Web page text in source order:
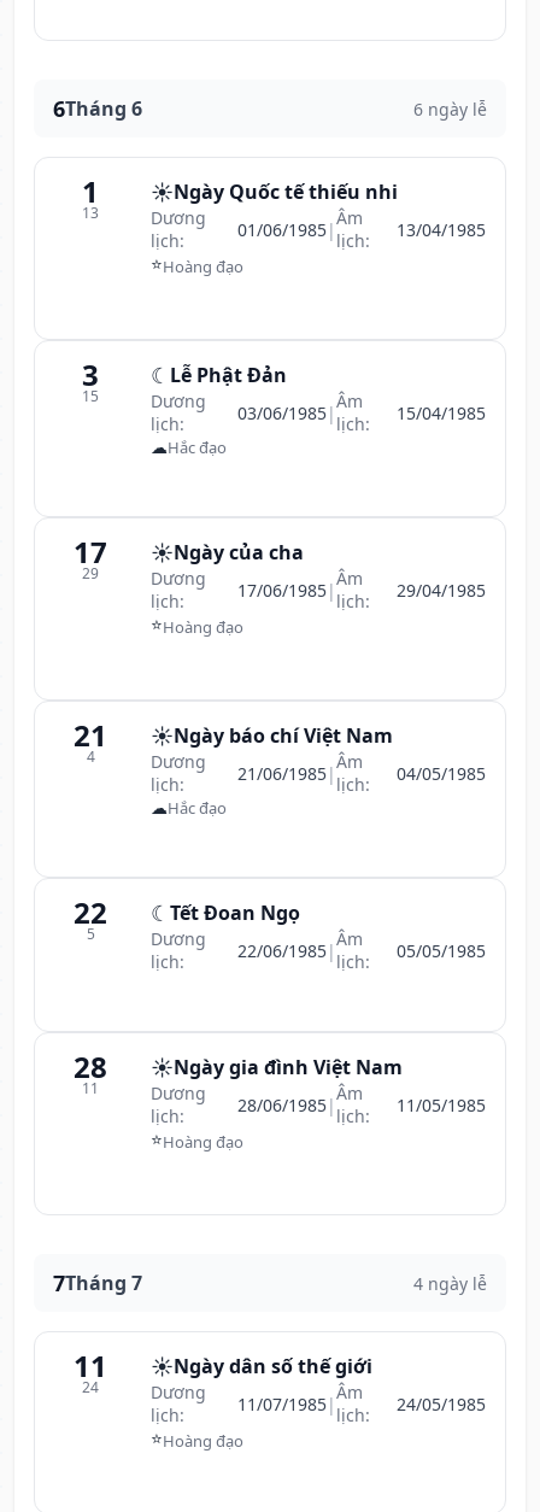
6Tháng 6 6 ngày lễ
1
13
☀️Ngày Quốc tế thiếu nhi
Dương
lịch:
01/06/1985|Âm
lịch:
13/04/1985
⭐Hoàng đạo
3
15
☾ Lễ Phật Đản
Dương
lịch:
03/06/1985|Âm
lịch:
15/04/1985
☁Hắc đạo
17
29
☀️Ngày của cha
Dương
lịch:
17/06/1985|Âm
lịch:
29/04/1985
⭐Hoàng đạo
21
4
☀️Ngày báo chí Việt Nam
Dương
lịch:
21/06/1985|Âm
lịch:
04/05/1985
☁Hắc đạo
22
5
☾ Tết Đoan Ngọ
Dương
lịch:
22/06/1985|Âm
lịch:
05/05/1985
28
11
☀️Ngày gia đình Việt Nam
Dương
lịch:
28/06/1985|Âm
lịch:
11/05/1985
⭐Hoàng đạo
7Tháng 7 4 ngày lễ
11
24
☀️Ngày dân số thế giới
Dương
lịch:
11/07/1985|Âm
lịch:
24/05/1985
⭐Hoàng đạo